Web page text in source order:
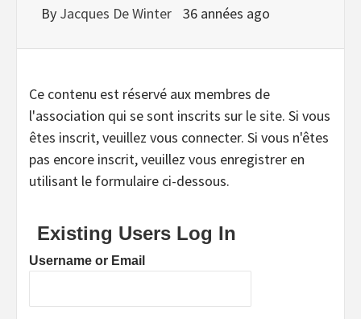
By Jacques De Winter 36 années ago
Ce contenu est réservé aux membres de
l'association qui se sont inscrits sur le site. Si vous
êtes inscrit, veuillez vous connecter. Si vous n'êtes
pas encore inscrit, veuillez vous enregistrer en
utilisant le formulaire ci-dessous.
Existing Users Log In
Username or Email